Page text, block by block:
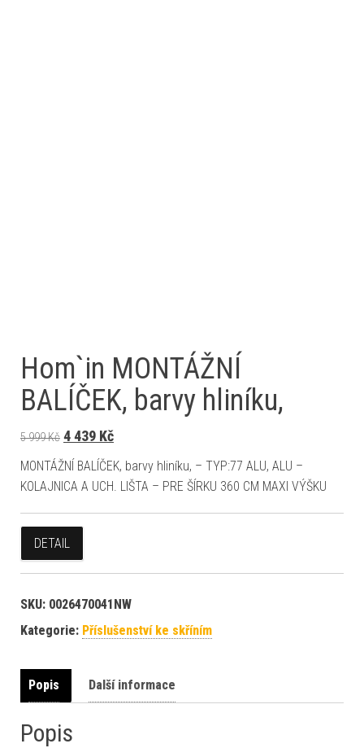
Hom`in MONTÁŽNÍ
BALÍČEK, barvy hliníku,
5 999Kč Původní cena byla: 5 999 Kč.
4 439 KčAktuální cena je: 4 439 Kč.
MONTÁŽNÍ BALÍČEK, barvy hliníku, – TYP:77 ALU, ALU –
KOLAJNICA A UCH. LIŠTA – PRE ŠÍRKU 360 CM MAXI VÝŠKU
DETAIL
SKU: 0026470041NW
Kategorie: Příslušenství ke skříním
Popis Další informace
Popis